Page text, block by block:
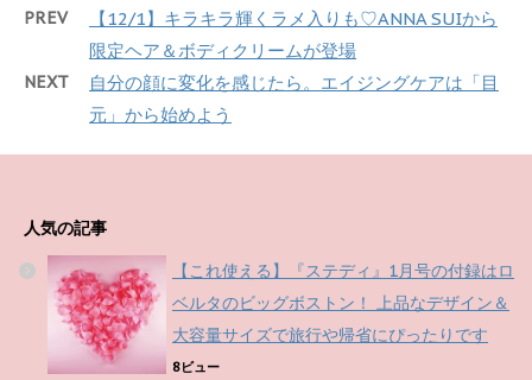
PREV
【12/1】キラキラ輝くラメ入りも♡ANNA SUIから
限定ヘア＆ボディクリームが登場
NEXT
自分の顔に変化を感じたら。エイジングケアは「目
元」から始めよう
人気の記事
【これ使える】『ステディ』1月号の付録はロ
ベルタのビッグボストン！ 上品なデザイン＆
大容量サイズで旅行や帰省にぴったりです
8ビュー